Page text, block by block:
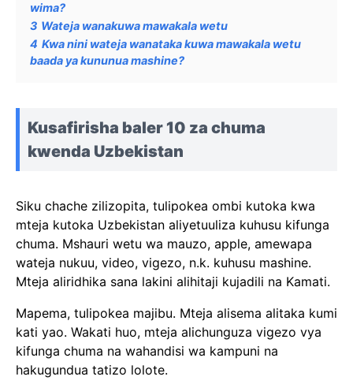
wima?
3 Wateja wanakuwa mawakala wetu
4 Kwa nini wateja wanataka kuwa mawakala wetu
baada ya kununua mashine?
Kusafirisha baler 10 za chuma
kwenda Uzbekistan
Siku chache zilizopita, tulipokea ombi kutoka kwa
mteja kutoka Uzbekistan aliyetuuliza kuhusu kifunga
chuma. Mshauri wetu wa mauzo, apple, amewapa
wateja nukuu, video, vigezo, n.k. kuhusu mashine.
Mteja aliridhika sana lakini alihitaji kujadili na Kamati.
Mapema, tulipokea majibu. Mteja alisema alitaka kumi
kati yao. Wakati huo, mteja alichunguza vigezo vya
kifunga chuma na wahandisi wa kampuni na
hakugundua tatizo lolote.